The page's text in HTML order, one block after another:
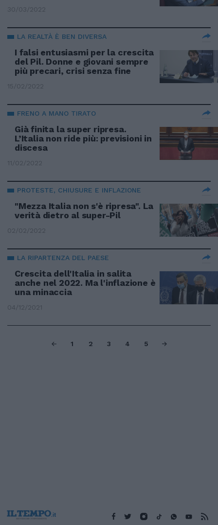
30/03/2022
LA REALTÀ È BEN DIVERSA
I falsi entusiasmi per la crescita
del Pil. Donne e giovani sempre
più precari, crisi senza fine
15/02/2022
FRENO A MANO TIRATO
Già finita la super ripresa.
L’Italia non ride più: previsioni in
discesa
11/02/2022
PROTESTE, CHIUSURE E INFLAZIONE
"Mezza Italia non s'è ripresa". La
verità dietro al super-Pil
02/02/2022
LA RIPARTENZA DEL PAESE
Crescita dell'Italia in salita
anche nel 2022. Ma l'inflazione è
una minaccia
04/12/2021
1 2 3 4 5